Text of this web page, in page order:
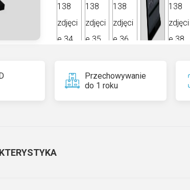
Przechowywanie
do 1 roku